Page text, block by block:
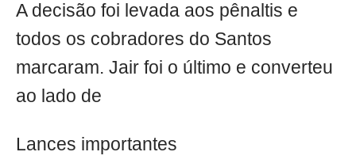
A decisão foi levada aos pênaltis e
todos os cobradores do Santos
marcaram. Jair foi o último e converteu
ao lado de
Lances importantes